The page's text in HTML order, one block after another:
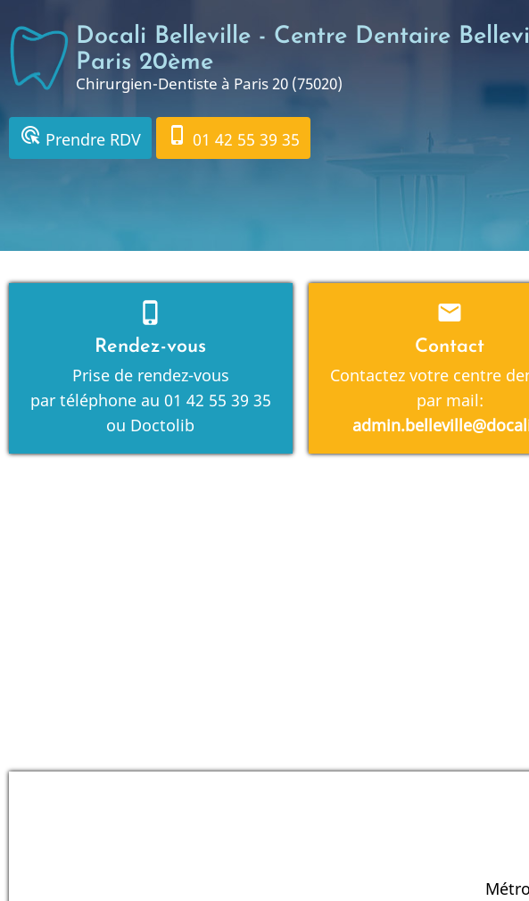
au
contenu
principal
Docali Belleville - Centre Dentaire
Paris 20ème
Chirurgien-Dentiste à Paris 20 (75020)
ads_click Prendre RDV phone_iphone 01 42 55 39 35
phone_iphone
Rendez-vous
Prise de rendez-vous
par téléphone au 01 42 55 39 35
ou Doctolib
mail
Contact
Contactez votre centre
par mail: